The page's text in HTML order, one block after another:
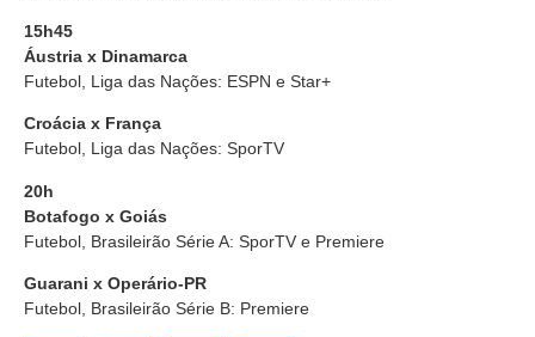
15h45
Áustria x Dinamarca
Futebol, Liga das Nações: ESPN e Star+
Croácia x França
Futebol, Liga das Nações: SporTV
20h
Botafogo x Goiás
Futebol, Brasileirão Série A: SporTV e Premiere
Guarani x Operário-PR
Futebol, Brasileirão Série B: Premiere